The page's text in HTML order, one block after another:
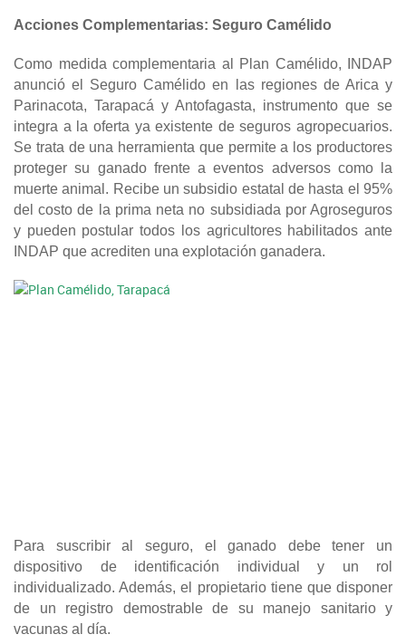
Acciones Complementarias: Seguro Camélido
Como medida complementaria al Plan Camélido, INDAP
anunció el Seguro Camélido en las regiones de Arica y
Parinacota, Tarapacá y Antofagasta, instrumento que se
integra a la oferta ya existente de seguros agropecuarios.
Se trata de una herramienta que permite a los productores
proteger su ganado frente a eventos adversos como la
muerte animal. Recibe un subsidio estatal de hasta el 95%
del costo de la prima neta no subsidiada por Agroseguros
y pueden postular todos los agricultores habilitados ante
INDAP que acrediten una explotación ganadera.
Para suscribir al seguro, el ganado debe tener un
dispositivo de identificación individual y un rol
individualizado. Además, el propietario tiene que disponer
de un registro demostrable de su manejo sanitario y
vacunas al día.